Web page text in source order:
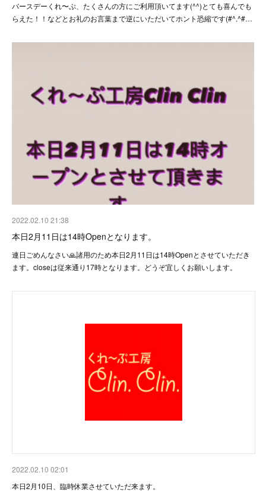
バースデーくれ〜ぷ、たくさんの方にご利用頂いてます(^^)とても喜んでも
らえた！！などとお礼のお言葉まで逆にいただいてホント恐縮です(#^.^#…
2022.02.10 21:38
本日2月11日は14時Openとなります。
連日ごめんなさい🙏諸用のため本日2月11日は14時Openとさせていただき
ます。closeは従来通り17時となります。どうぞ宜しくお願いします。
2022.02.10 02:01
本日2月10日、臨時休業させていただ来ます。